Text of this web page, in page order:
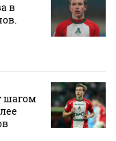
в
шагом